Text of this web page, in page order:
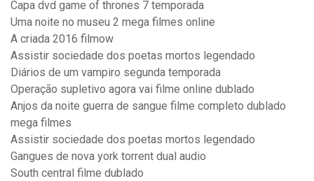
Capa dvd game of thrones 7 temporada
Uma noite no museu 2 mega filmes online
A criada 2016 filmow
Assistir sociedade dos poetas mortos legendado
Diários de um vampiro segunda temporada
Operação supletivo agora vai filme online dublado
Anjos da noite guerra de sangue filme completo dublado
mega filmes
Assistir sociedade dos poetas mortos legendado
Gangues de nova york torrent dual audio
South central filme dublado